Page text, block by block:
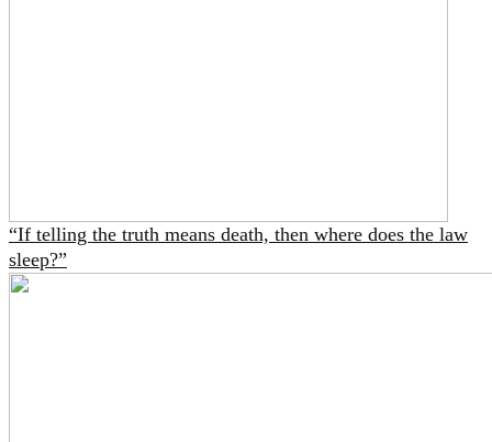
“If telling the truth means death, then where does the law
sleep?”